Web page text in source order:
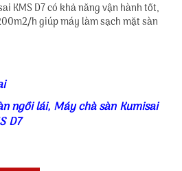
KMS D7 có khả năng vận hành tốt,
h giúp máy làm sạch mặt sàn
ngồi lái, Máy chà sàn Kumisai
D7